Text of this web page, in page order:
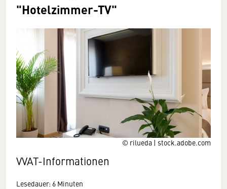
© rilueda | stock.adobe.com
"Hotelzimmer-TV"
VVAT-Informationen
Lesedauer: 6 Minuten